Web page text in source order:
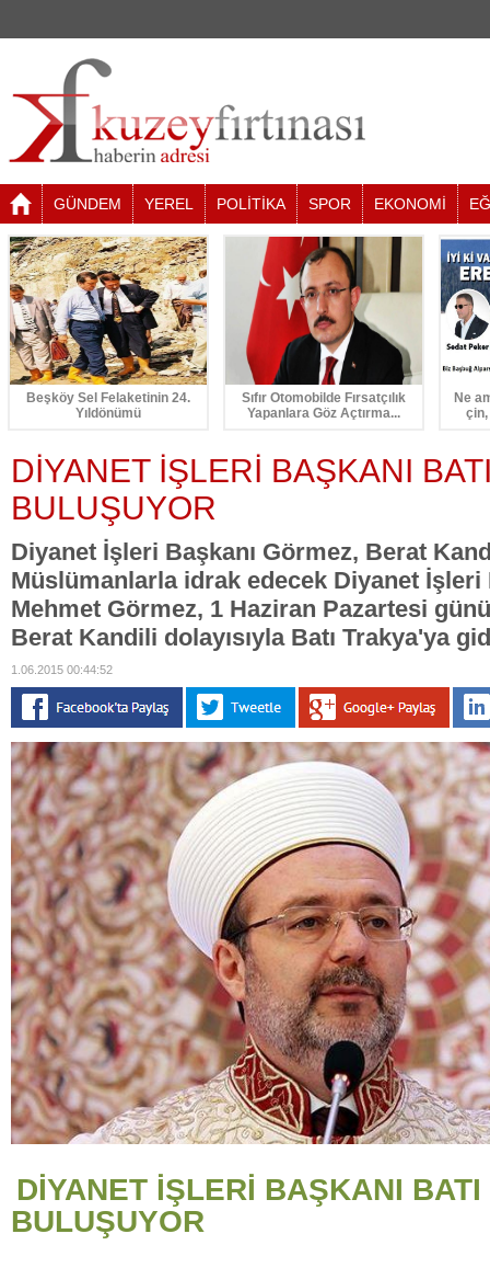
GÜNDEM YEREL POLİTİKA SPOR EKONOMİ
Beşköy Sel Felaketinin 24.
Yıldönümü
Sıfır Otomobilde Fırsatçılık
Yapanlara Göz Açtırma...
Ne
DİYANET İŞLERİ BAŞKANI
BULUŞUYOR
Diyanet İşleri Başkanı Görmez, Berat
Müslümanlarla idrak edecek Diyanet İşleri
Mehmet Görmez, 1 Haziran Pazartesi
Berat Kandili dolayısıyla Batı Trakya'ya
1.06.2015 00:44:52
DİYANET İŞLERİ BAŞKANI BATI
BULUŞUYOR